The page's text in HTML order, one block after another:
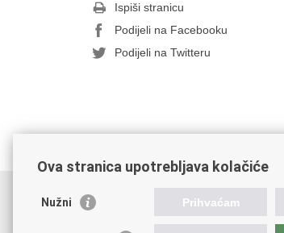
Ispiši stranicu
Podijeli na Facebooku
Podijeli na Twitteru
Korisne poveznice
Ova stranica upotrebljava kolačiće
Nužni Prihvaćam